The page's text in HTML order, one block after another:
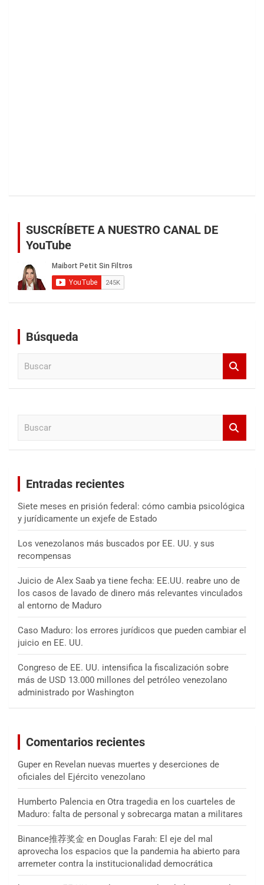
SUSCRÍBETE A NUESTRO CANAL DE
YouTube
Búsqueda
Entradas recientes
Siete meses en prisión federal: cómo cambia psicológica
y jurídicamente un exjefe de Estado
Los venezolanos más buscados por EE. UU. y sus
recompensas
Juicio de Alex Saab ya tiene fecha: EE.UU. reabre uno de
los casos de lavado de dinero más relevantes vinculados
al entorno de Maduro
Caso Maduro: los errores jurídicos que pueden cambiar el
juicio en EE. UU.
Congreso de EE. UU. intensifica la fiscalización sobre
más de USD 13.000 millones del petróleo venezolano
administrado por Washington
Comentarios recientes
Guper en Revelan nuevas muertes y deserciones de
oficiales del Ejército venezolano
Humberto Palencia en Otra tragedia en los cuarteles de
Maduro: falta de personal y sobrecarga matan a militares
Binance推荐奖金 en Douglas Farah: El eje del mal
aprovecha los espacios que la pandemia ha abierto para
arremeter contra la institucionalidad democrática